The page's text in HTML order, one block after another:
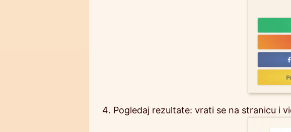
Pogledaj rezultate: vrati se na stranicu i